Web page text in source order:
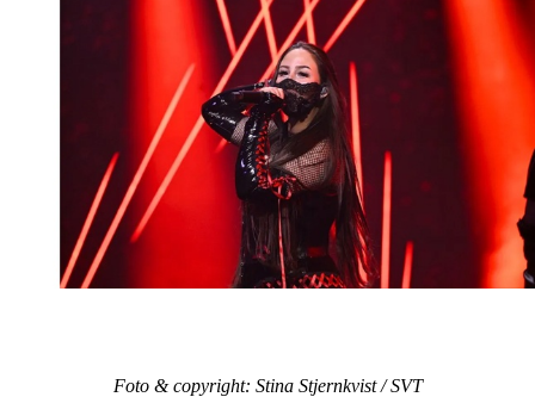
Foto & copyright: Stina Stjernkvist / SVT